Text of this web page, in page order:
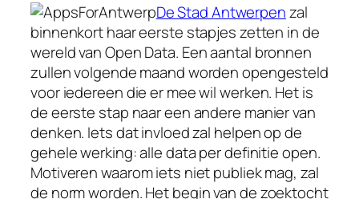
De Stad Antwerpenzal
binnenkort haar eerste stapjes zetten in de
wereld van Open Data. Een aantal bronnen
zullen volgende maand worden opengesteld
voor iedereen die er mee wil werken. Het is
de eerste stap naar een andere manier van
denken. Iets dat invloed zal helpen op de
gehele werking: alle data per definitie open.
Motiveren waarom iets niet publiek mag, zal
de norm worden. Het begin van de zoektocht